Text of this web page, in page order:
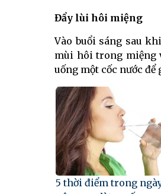
Đẩy lùi hôi miệng
Vào buổi sáng sau
mùi hôi trong miệng
uống một cốc nước
5 thời điểm trong